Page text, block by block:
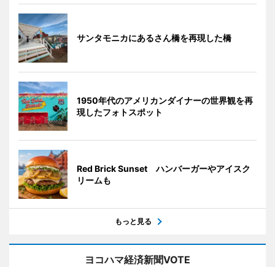
サンタモニカにあるさん橋を再現した橋
1950年代のアメリカンダイナーの世界観を再
現したフォトスポット
Red Brick Sunset ハンバーガーやアイスク
リームも
もっと見る
ヨコハマ経済新聞VOTE